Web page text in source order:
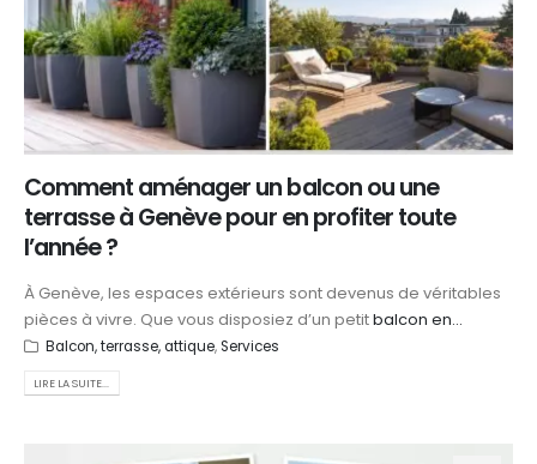
Comment aménager un balcon ou une
terrasse à Genève pour en profiter toute
l’année ?
À Genève, les espaces extérieurs sont devenus de véritables
pièces à vivre. Que vous disposiez d’un petitbalcon en...
Balcon, terrasse, attique,Services
LIRE LA SUITE...